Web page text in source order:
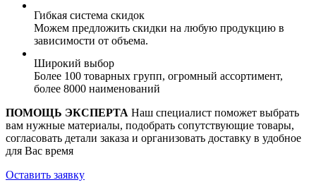
Гибкая система скидок
Можем предложить скидки на любую продукцию в
зависимости от объема.
Широкий выбор
Более 100 товарных групп, огромный ассортимент,
более 8000 наименований
ПОМОЩЬ ЭКСПЕРТА Наш специалист поможет выбрать
вам нужные материалы, подобрать сопутствующие товары,
согласовать детали заказа и организовать доставку в удобное
для Вас время
Оставить заявку